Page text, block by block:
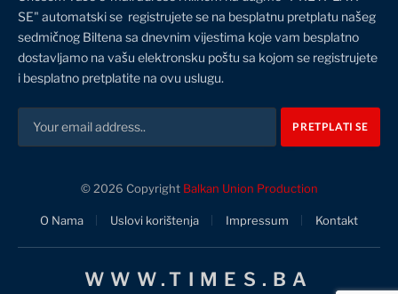
SE" automatski se registrujete se na besplatnu pretplatu našeg
sedmičnog Biltena sa dnevnim vijestima koje vam besplatno
dostavljamo na vašu elektronsku poštu sa kojom se registrujete
i besplatno pretplatite na ovu uslugu.
© 2026 Copyright Balkan Union Production
O Nama Uslovi korištenja Impressum Kontakt
WWW.TIMES.BA